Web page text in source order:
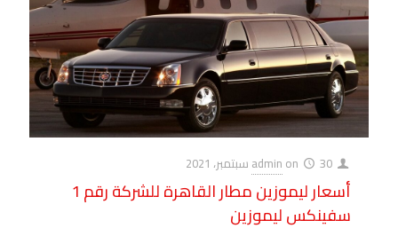
admin on 30 سبتمبر، 2021
أسعار ليموزين مطار القاهرة للشركة رقم 1
سفينكس ليموزين